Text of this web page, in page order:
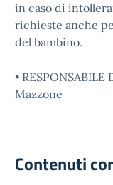
in caso di
richieste anche
del bambino.
•
Mazzone
Contenuti